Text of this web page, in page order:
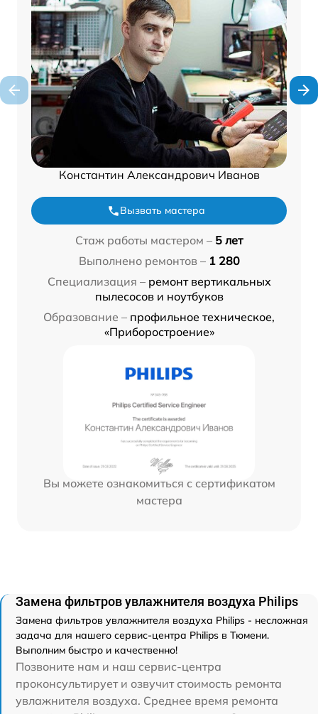
Константин Александрович Иванов
Вызвать мастера
Стаж работы мастером – 5 лет
Выполнено ремонтов – 1 280
Специализация – ремонт вертикальных
пылесосов и ноутбуков
Образование – профильное техническое,
«Приборостроение»
Вы можете ознакомиться с сертификатом
мастера
Замена фильтров увлажнителя воздуха Philips
Замена фильтров увлажнителя воздуха Philips - несложная
задача для нашего сервис-центра Philips в Тюмени.
Выполним быстро и качественно!
Позвоните нам и наш сервис-центра
проконсультирует и озвучит стоимость ремонта
увлажнителя воздуха. Среднее время ремонта